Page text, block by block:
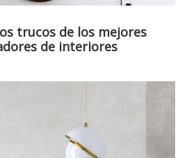
trucos de los mejores
de interiores